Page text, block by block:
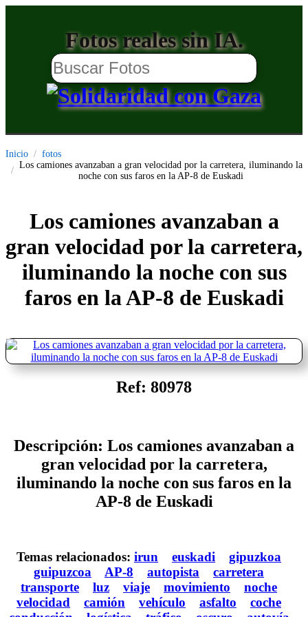
Fotos reales sin IA.
Inicio
fotos
Los camiones avanzaban a gran velocidad por la carretera, iluminando la
noche con sus faros en la AP-8 de Euskadi
Los camiones avanzaban a
gran velocidad por la carretera,
iluminando la noche con sus
faros en la AP-8 de Euskadi
Ref: 80978
Descripción: Los camiones avanzaban a
gran velocidad por la carretera,
iluminando la noche con sus faros en la
AP-8 de Euskadi
Temas relacionados: irun euskadi
gipuzkoa
guipuzcoa
AP-8 autopista
carretera
transporte
luz viaje movimiento
noche
velocidad
camión vehículo asfalto
coche